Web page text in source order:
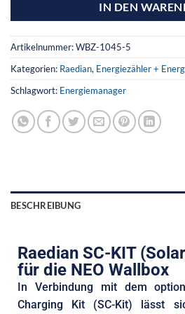
IN DEN
Artikelnummer:WBZ-1045-5
Kategorien: Raedian, Energiezähler +
Schlagwort: Energiemanager
BESCHREIBUNG
Raedian SC-KIT
für die NEO Wallbox
In Verbindung mit dem
Charging Kit (SC-Kit) lässt